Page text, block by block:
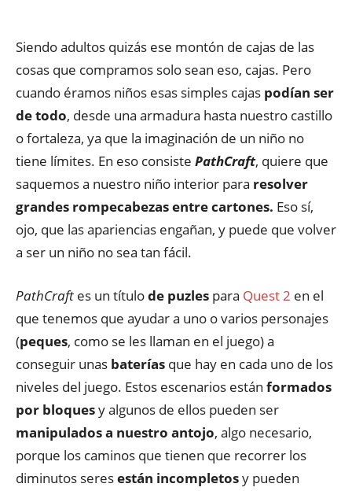
Siendo adultos quizás ese montón de cajas de las
cosas que compramos solo sean eso, cajas. Pero
cuando éramos niños esas simples cajas podían ser
de todo, desde una armadura hasta nuestro castillo
o fortaleza, ya que la imaginación de un niño no
tiene límites. En eso consiste PathCraft, quiere que
saquemos a nuestro niño interior para resolver
grandes rompecabezas entre cartones. Eso sí,
ojo, que las apariencias engañan, y puede que volver
a ser un niño no sea tan fácil.
PathCraft es un títulode puzles para Quest 2 en el
que tenemos que ayudar a uno o varios personajes
(peques, como se les llaman en el juego) a
conseguir unas baterías que hay en cada uno de los
niveles del juego. Estos escenarios están formados
por bloquesy algunos de ellos pueden ser
manipulados a nuestro antojo, algo necesario,
porque los caminos que tienen que recorrer los
diminutos seresestán incompletosy pueden